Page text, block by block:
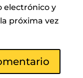
electrónico y
próxima vez